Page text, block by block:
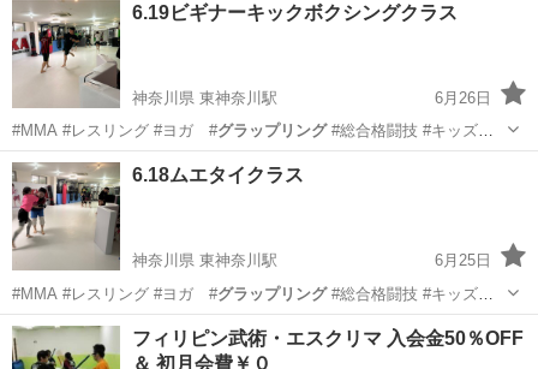
6.19ビギナーキックボクシングクラス
神奈川県 東神奈川駅
6月26日
#MMA #レスリング #ヨガ #グラップリング#総合格闘技 #キッズレ
スリン…
神奈川 横浜市 東神奈川駅 空手/他格闘技
キッズキックボクシング
6.18ムエタイクラス
神奈川県 東神奈川駅
6月25日
#MMA #レスリング #ヨガ #グラップリング#総合格闘技 #キッズレ
スリン…
神奈川 横浜市 東神奈川駅 空手/他格闘技 レスリング
フィリピン武術・エスクリマ 入会金50％OFF
＆ 初月会費￥０